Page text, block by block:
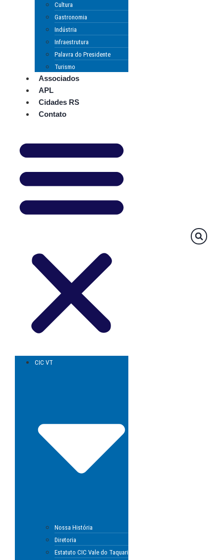
Cultura
Gastronomia
Indústria
Infraestrutura
Palavra do Presidente
Turismo
Associados
APL
Cidades RS
Contato
CIC VT
Nossa História
Diretoria
Estatuto CIC Vale do Taquari